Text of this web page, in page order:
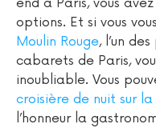
end à Paris, vous
options. Et si vous
Moulin Rouge, l’un
cabarets de Paris,
inoubliable. Vous
croisière de nuit sur la
l’honneur la